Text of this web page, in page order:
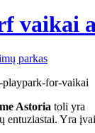
vaikai
parkas
Astoria toli yra
entuziastai. Yra